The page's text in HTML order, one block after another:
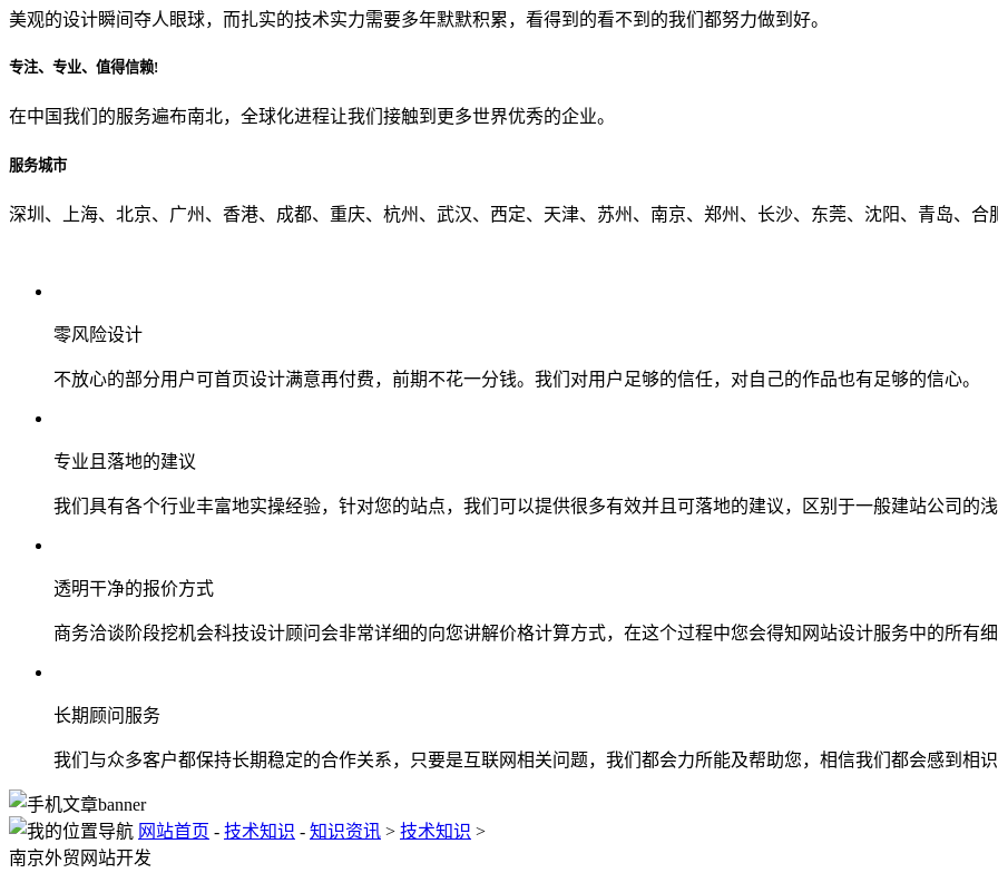
从哪里了解到我们？
美观的设计瞬间夺人眼球，而扎实的技术实力需要多年默默积累，看得到的看不到的我们都努力做到好。
专注、专业、值得信赖!
在中国我们的服务遍布南北，全球化进程让我们接触到更多世界优秀的企业。
服务城市
深圳、上海、北京、广州、香港、成都、重庆、杭州、武汉、西定、天津、苏州、南京、郑州、长沙、东莞、沈阳、青岛、合
零风险设计
不放心的部分用户可首页设计满意再付费，前期不花一分钱。我们对用户足够的信任，对自己的作品也有足够的信心。
专业且落地的建议
我们具有各个行业丰富地实操经验，针对您的站点，我们可以提供很多有效并且可落地的建议，区别于一般建站公司的
透明干净的报价方式
商务洽谈阶段挖机会科技设计顾问会非常详细的向您讲解价格计算方式，在这个过程中您会得知网站设计服务中的所有
长期顾问服务
我们与众多客户都保持长期稳定的合作关系，只要是互联网相关问题，我们都会力所能及帮助您，相信我们都会感到相
网站首页 - 技术知识 - 知识资讯 > 技术知识 >
南京外贸网站开发